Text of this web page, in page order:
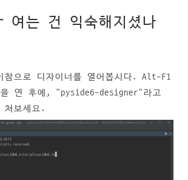
여는 건 익숙해지셨나
참으로 디자이너를 열어봅시다. Alt-F1
을 연 후에, "pyside6-designer"라고
쳐보세요.